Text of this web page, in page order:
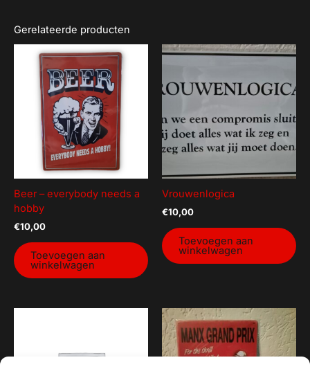
Gerelateerde producten
Beer – everybody needs a
hobby
€10,00
Toevoegen aan
winkelwagen
Vrouwenlogica
€10,00
Toevoegen aan
winkelwagen